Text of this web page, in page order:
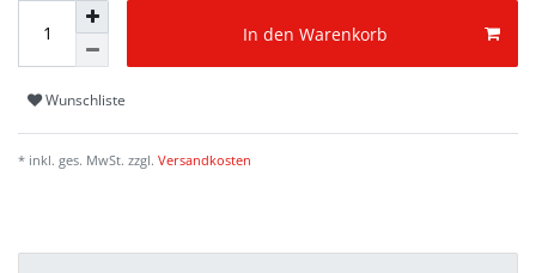
In den Warenkorb
Wunschliste
* inkl. ges. MwSt. zzgl. Versandkosten